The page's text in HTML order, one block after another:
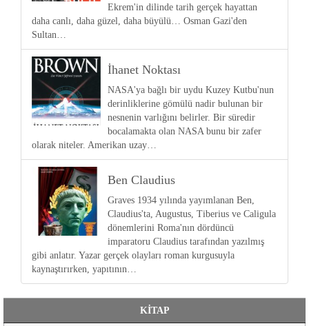
Ekrem'in dilinde tarih gerçek hayattan
daha canlı, daha güzel, daha büyülü… Osman Gazi'den
Sultan…
İhanet Noktası
NASA'ya bağlı bir uydu Kuzey Kutbu'nun
derinliklerine gömülü nadir bulunan bir
nesnenin varlığını belirler. Bir süredir
bocalamakta olan NASA bunu bir zafer
olarak niteler. Amerikan uzay…
Ben Claudius
Graves 1934 yılında yayımlanan Ben,
Claudius'ta, Augustus, Tiberius ve Caligula
dönemlerini Roma'nın dördüncü
imparatoru Claudius tarafından yazılmış
gibi anlatır. Yazar gerçek olayları roman kurgusuyla
kaynaştırırken, yapıtının…
KİTAP